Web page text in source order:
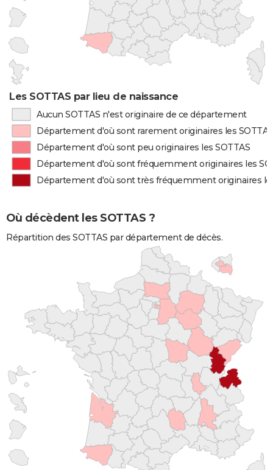
Les SOTTAS par lieu de naissance
Aucun SOTTAS n'est originaire de ce département
Département d'où sont rarement originaires les SOTTAS
Département d'où sont peu originaires les SOTTAS
Département d'où sont fréquemment originaires les
Département d'où sont très fréquemment originaires
Où décèdent les SOTTAS ?
Répartition des SOTTAS par département de décès.